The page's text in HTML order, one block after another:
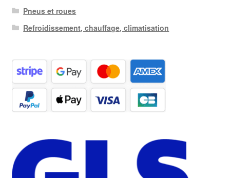
Pneus et roues
Refroidissement, chauffage, climatisation